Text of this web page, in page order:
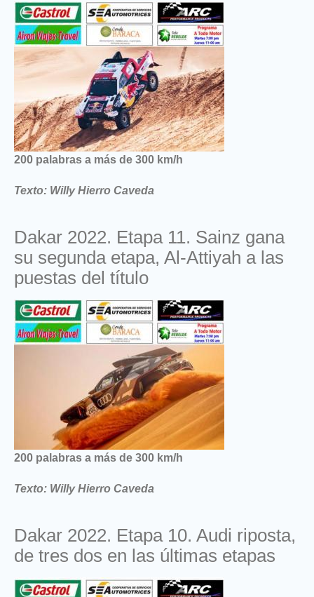
200 palabras a más de 300 km/h
Texto: Willy Hierro Caveda
Dakar 2022. Etapa 11. Sainz gana
su segunda etapa, Al-Attiyah a las
puestas del título
200 palabras a más de 300 km/h
Texto: Willy Hierro Caveda
Dakar 2022. Etapa 10. Audi riposta,
de tres dos en las últimas etapas